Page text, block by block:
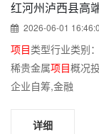
红河州泸西县高
2026-06-01
项目类型行业类别
稀贵金属项目概况
企业自筹,金融
详细